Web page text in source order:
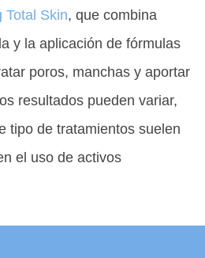
Total Skin, que combina
y la aplicación de fórmulas
poros, manchas y aportar
resultados pueden variar,
tipo de tratamientos suelen
el uso de activos